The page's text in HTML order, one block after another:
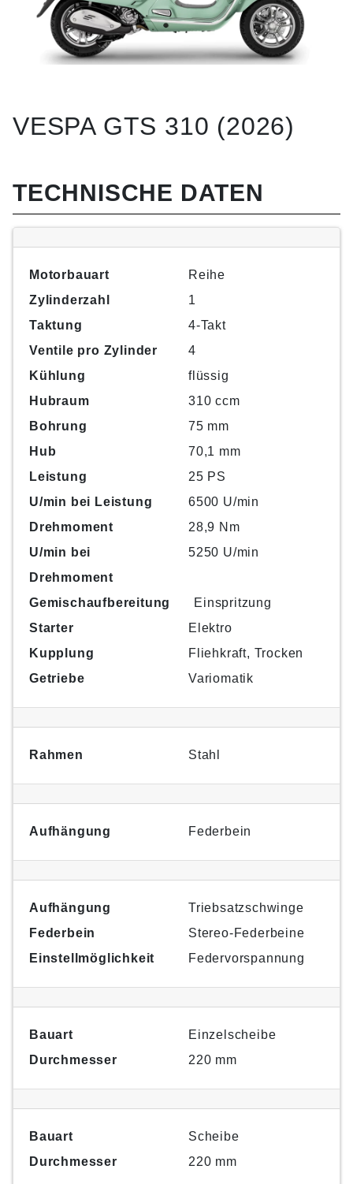
VESPA GTS 310 (2026)
TECHNISCHE DATEN
Motorbauart
Reihe
Zylinderzahl
1
Taktung
4-Takt
Ventile pro Zylinder
4
Kühlung
flüssig
Hubraum
310 ccm
Bohrung
75 mm
Hub
70,1 mm
Leistung
25 PS
U/min bei Leistung
6500 U/min
Drehmoment
28,9 Nm
U/min bei
Drehmoment
5250 U/min
Gemischaufbereitung
Einspritzung
Starter
Elektro
Kupplung
Fliehkraft, Trocken
Getriebe
Variomatik
Rahmen Stahl
Aufhängung Federbein
Aufhängung
Triebsatzschwinge
Federbein
Stereo-Federbeine
Einstellmöglichkeit
Federvorspannung
Bauart
Einzelscheibe
Durchmesser
220 mm
Bauart
Scheibe
Durchmesser
220 mm